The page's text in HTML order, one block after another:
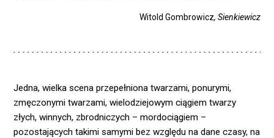
Witold Gombrowicz, Sienkiewicz
Jedna, wielka scena przepełniona twarzami, ponurymi,
zmęczonymi twarzami, wielodziejowym ciągiem twarzy
złych, winnych, zbrodniczych – mordociągiem –
pozostających takimi samymi bez względu na dane czasy, na